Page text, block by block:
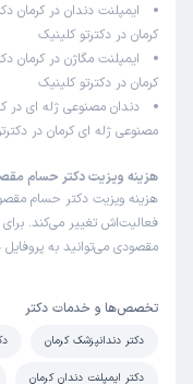
ایمپلنت دندان در کرمان
کرمان در دکترتو کلینیک
ایمپلنت مگاژن در کرمان
کرمان در دکترتو کلینیک
دندان مصنوعی ژله ای در
مصنوعی ژله ای کرمان در
هزینه ویزیت دکتر حسام
هزینه ویزیت دکتر حسام
فعالیت‌اش تغییر می‌کند.
مقصودی می‌توانید به
تخصص‌ها و خدمات دکتر
دکتر دندانپزشک کرمان
دکتر ایمپلنت دندان کرمان